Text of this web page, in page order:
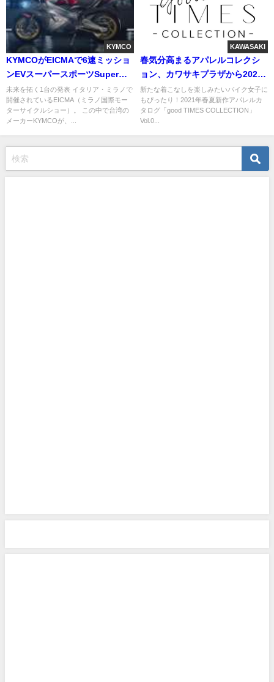
KYMCO
KYMCOがEICMAで6速ミッショ
ンEVスーパースポーツSuper
NEXを発表！
未来を拓く1台の発表 イタリア・ミラノで
開催されているEICMA（ミラノ国際モー
ターサイクルショー）。 この中で台湾の
メーカーKYMCOが、...
KAWASAKI
春気分高まるアパレルコレクシ
ョン、カワサキプラザから2021
年新作リリース
新たな着こなしを楽しみたいバイク女子に
もぴったり！2021年春夏新作アパレルカ
タログ「good TIMES COLLECTION」
Vol.0...